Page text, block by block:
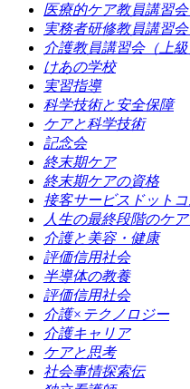
医療的ケア教員講習会
実務者研修教員講習会
介護教員講習会（上級
けあの学校
実習指導
科学技術と安全保障
ケアと科学技術
記念会
終末期ケア
終末期ケアの資格
接客サービスドットコ
人生の最終段階のケ
介護と美容・健康
評価信用社会
半導体の教養
評価信用社会
介護×テクノロジー
介護キャリア
ケアと思考
社会事情探索伝